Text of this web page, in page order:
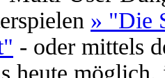
» "Die
- oder mittels
heute